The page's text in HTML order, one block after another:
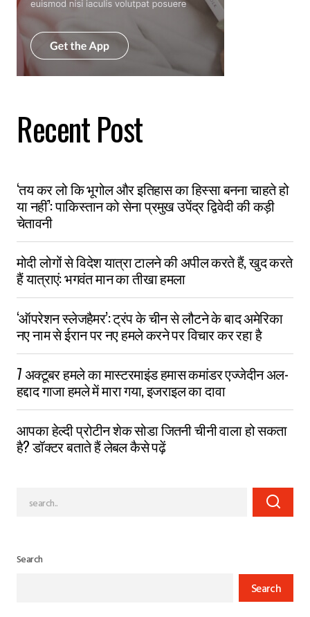
Recent Post
‘तय कर लो कि भूगोल और इतिहास का हिस्सा बनना चाहते हो
या नहीं’: पाकिस्तान को सेना प्रमुख उपेंद्र द्विवेदी की कड़ी
चेतावनी
मोदी लोगों से विदेश यात्रा टालने की अपील करते हैं, खुद करते
हैं यात्राएं: भगवंत मान का तीखा हमला
‘ऑपरेशन स्लेजहैमर’: ट्रंप के चीन से लौटने के बाद अमेरिका
नए नाम से ईरान पर नए हमले करने पर विचार कर रहा है
7 अक्टूबर हमले का मास्टरमाइंड हमास कमांडर एज्जेदीन अल-
हद्दाद गाजा हमले में मारा गया, इजराइल का दावा
आपका हेल्दी प्रोटीन शेक सोडा जितनी चीनी वाला हो सकता
है? डॉक्टर बताते हैं लेबल कैसे पढ़ें
Search
Search